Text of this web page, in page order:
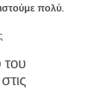
πολύ.